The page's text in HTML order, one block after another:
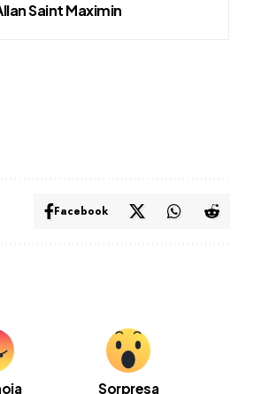
Saint Maximin
Facebook
Sorpresa